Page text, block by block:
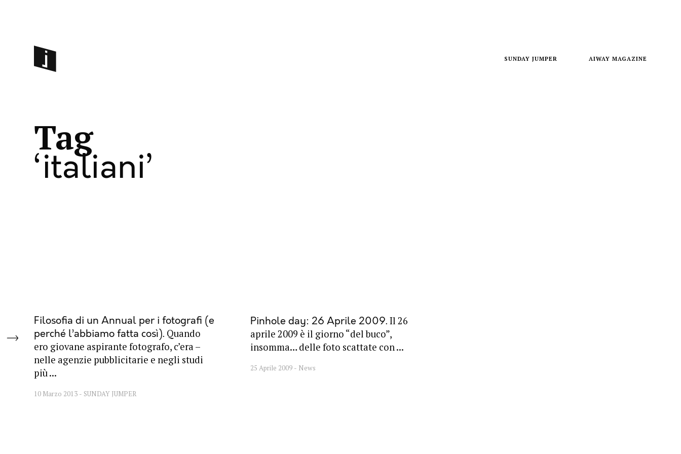
SUNDAY JUMPER AIWAY MAGAZINE
Tag
italiani
Filosofia di un Annual per i fotografi (e
perché l’abbiamo fatta così) Quando
ero giovane aspirante fotografo, c’era –
nelle agenzie pubblicitarie e negli studi
più ...
10 Marzo 2013 SUNDAY JUMPER
Pinhole day: 26 Aprile 2009 Il 26
aprile 2009 è il giorno “del buco”,
insomma… delle foto scattate con ...
25 Aprile 2009 News